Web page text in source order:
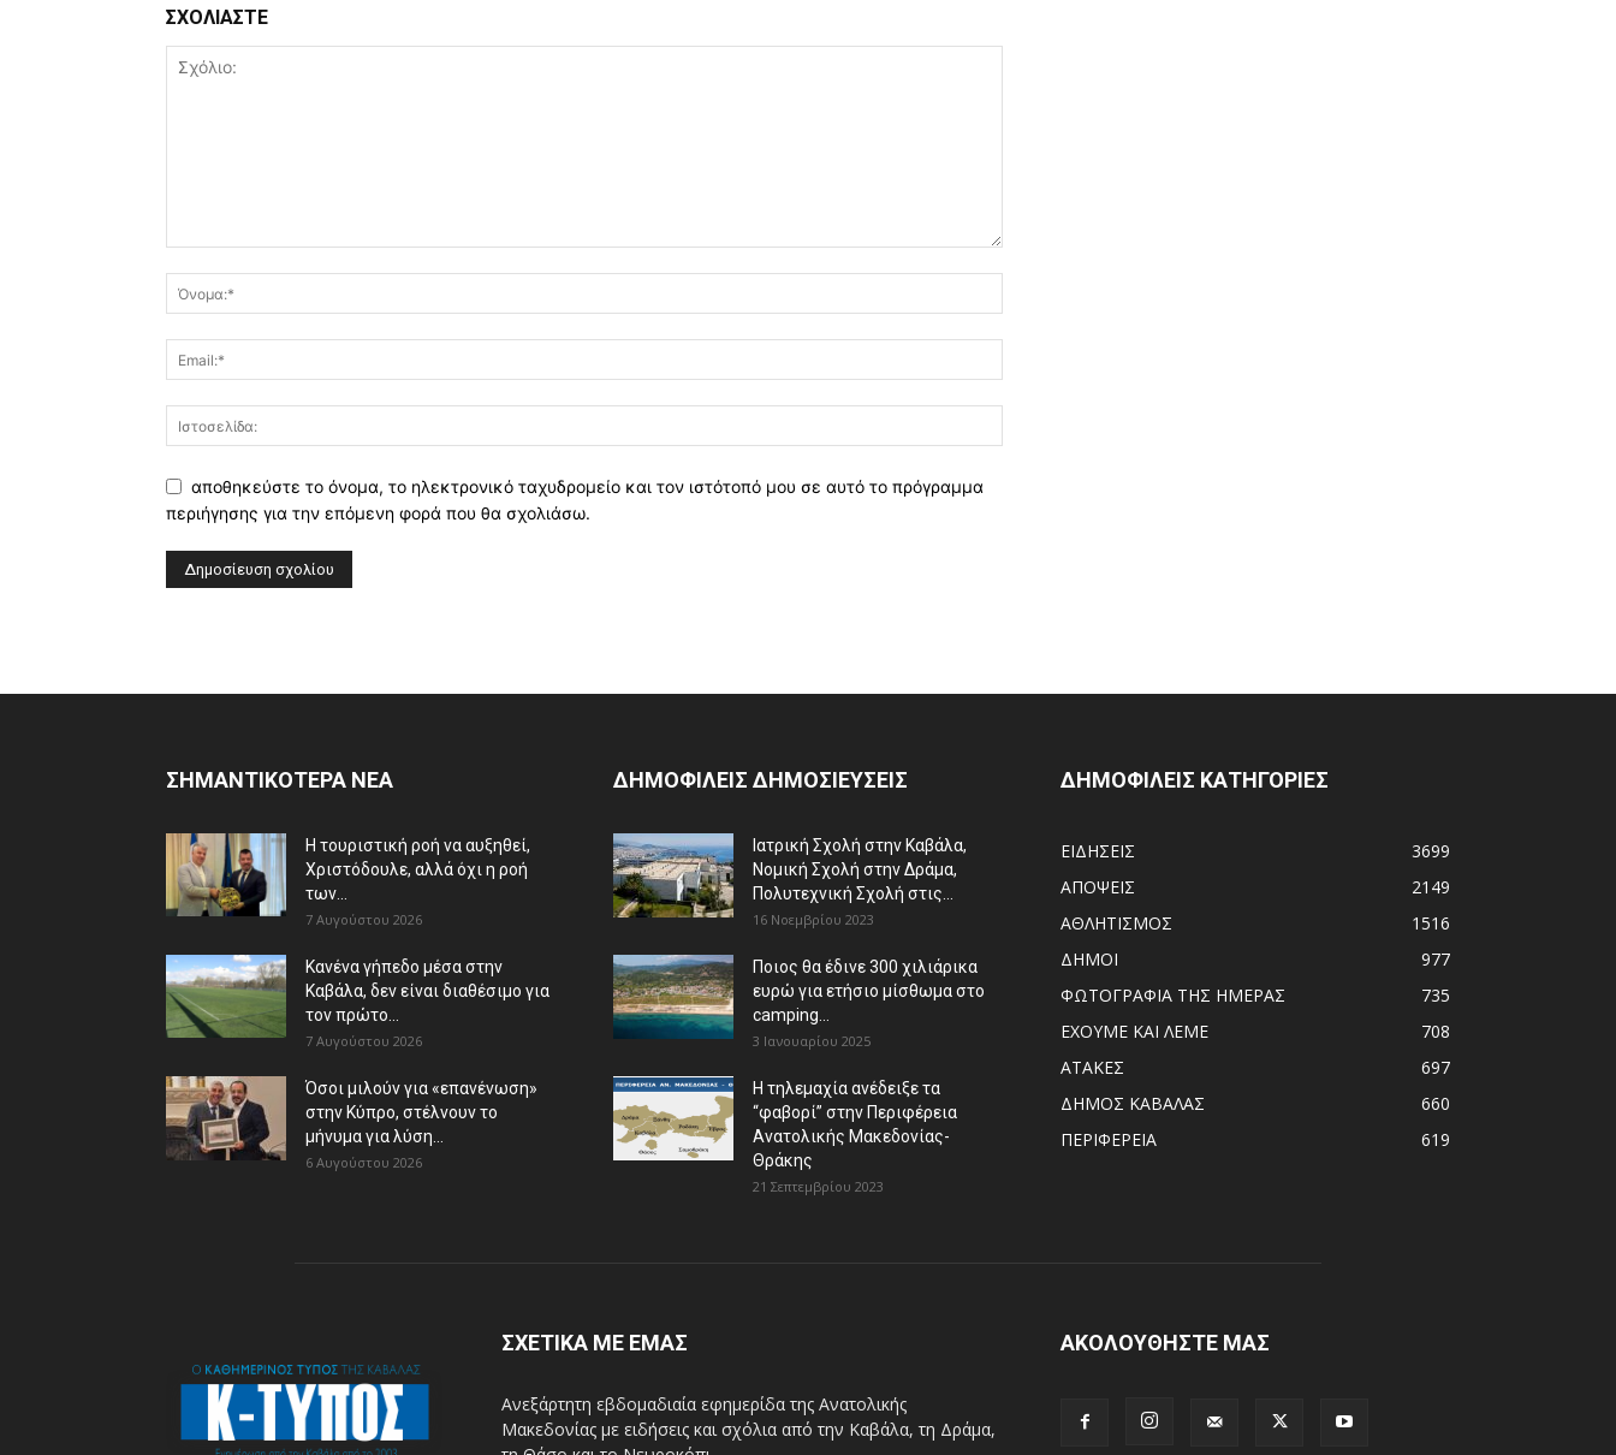
ΣΧΟΛΙΑΣΤΕ
αποθηκεύστε το όνομα, το ηλεκτρονικό ταχυδρομείο και τον ιστότοπό μου σε αυτό το πρόγραμμα
περιήγησης για την επόμενη φορά που θα σχολιάσω.
ΣΗΜΑΝΤΙΚΟΤΕΡΑ ΝΕΑ
Η τουριστική ροή να αυξηθεί,
Χριστόδουλε, αλλά όχι η ροή
των...
7 Αυγούστου 2026
Κανένα γήπεδο μέσα στην
Καβάλα, δεν είναι διαθέσιμο για
τον πρώτο...
7 Αυγούστου 2026
Όσοι μιλούν για «επανένωση»
στην Κύπρο, στέλνουν το
μήνυμα για λύση...
6 Αυγούστου 2026
ΔΗΜΟΦΙΛΕΙΣ ΔΗΜΟΣΙΕΥΣΕΙΣ
Ιατρική Σχολή στην Καβάλα,
Νομική Σχολή στην Δράμα,
Πολυτεχνική Σχολή στις...
16 Νοεμβρίου 2023
Ποιος θα έδινε 300 χιλιάρικα
ευρώ για ετήσιο μίσθωμα στο
camping...
3 Ιανουαρίου 2025
Η τηλεμαχία ανέδειξε τα
“φαβορί” στην Περιφέρεια
Ανατολικής Μακεδονίας-
Θράκης
21 Σεπτεμβρίου 2023
ΔΗΜΟΦΙΛΕΙΣ ΚΑΤΗΓΟΡΙΕΣ
ΕΙΔΗΣΕΙΣ
3699
ΑΠΟΨΕΙΣ
2149
ΑΘΛΗΤΙΣΜΟΣ
1516
ΔΗΜΟΙ
977
ΦΩΤΟΓΡΑΦΙΑ ΤΗΣ ΗΜΕΡΑΣ
735
ΕΧΟΥΜΕ ΚΑΙ ΛΕΜΕ
708
ΑΤΑΚΕΣ
697
ΔΗΜΟΣ ΚΑΒΑΛΑΣ
660
ΠΕΡΙΦΕΡΕΙΑ
619
ΣΧΕΤΙΚΑ ΜΕ ΕΜΑΣ
Ανεξάρτητη εβδομαδιαία εφημερίδα της Ανατολικής
Μακεδονίας με ειδήσεις και σχόλια από την Καβάλα, τη Δράμα,
ΑΚΟΛΟΥΘΗΣΤΕ ΜΑΣ